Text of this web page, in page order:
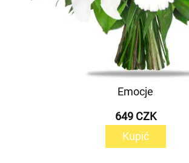
Emocje
649 CZK
Kupić